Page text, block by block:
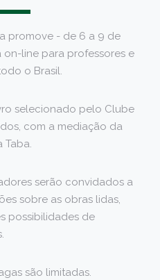
promove - de 6 a 9 de
line para professores e
o Brasil.
selecionado pelo Clube
com a mediação da
serão convidados a
sobre as obras lidas,
possibilidades de
são limitadas.